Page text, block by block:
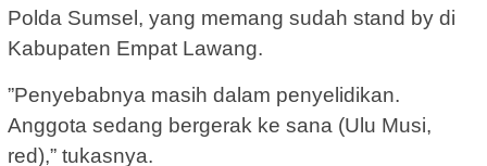
Polda Sumsel, yang memang sudah stand by di
Kabupaten Empat Lawang.
”Penyebabnya masih dalam penyelidikan.
Anggota sedang bergerak ke sana (Ulu Musi,
red),” tukasnya.